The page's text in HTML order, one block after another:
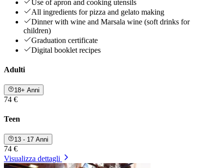
Use of apron and cooking utensils
All ingredients for pizza and gelato making
Dinner with wine and Marsala wine (soft drinks for
children)
Graduation certificate
Digital booklet recipes
Adulti
18+ Anni
74 €
Teen
13 - 17 Anni
74 €
Visualizza dettagli